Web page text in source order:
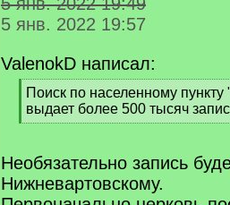
5 янв. 2022 19:57
ValenokD написал:
[
q
]
Поиск по населенному
выдает более 500 тысяч
[
q
]
Необязательно запись
Нижневартовскому.